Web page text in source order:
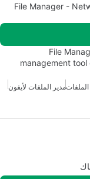
File Manager -
File
management
مدير الملفات لأيفون